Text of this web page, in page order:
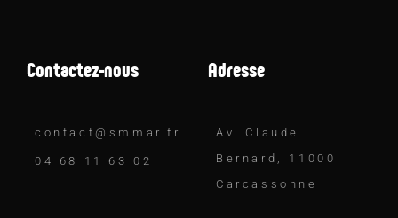
Contactez-nous
contact@smmar.fr
04 68 11 63 02
Adresse
Av. Claude
Bernard, 11000
Carcassonne